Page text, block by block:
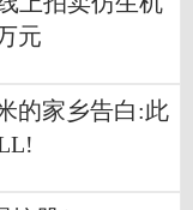
元
的家乡告白:此